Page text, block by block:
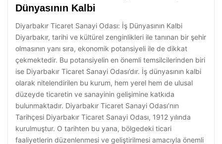
Dünyasının Kalbi
Diyarbakır Ticaret Sanayi Odası: İş Dünyasının Kalbi
Diyarbakır, tarihi ve kültürel zenginlikleri ile tanınan bir şehir
olmasının yanı sıra, ekonomik potansiyeli ile de dikkat
çekmektedir. Bu potansiyelin en önemli temsilcilerinden biri
ise Diyarbakır Ticaret Sanayi Odası’dır. İş dünyasının kalbi
olarak nitelendirilen bu kurum, hem yerel hem de ulusal
düzeyde ticaretin ve sanayinin gelişimine katkıda
bulunmaktadır. Diyarbakır Ticaret Sanayi Odası’nın
Tarihçesi Diyarbakır Ticaret Sanayi Odası, 1912 yılında
kurulmuştur. O tarihten bu yana, bölgedeki ticari
faaliyetlerin düzenlenmesi ve geliştirilmesi amacıyla önemli